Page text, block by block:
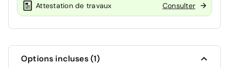
Attestation de travaux Consulter
Options incluses (1)